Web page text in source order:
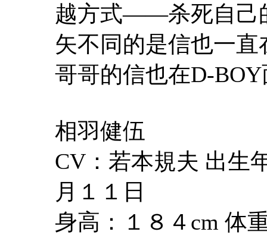
越方式——杀死自己
矢不同的是信也一
哥哥的信也在D-
相羽健伍
CV：若本規夫 出生
月１１日
身高：１８４cm 体